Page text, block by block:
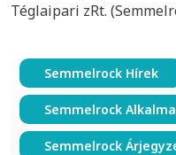
Téglaipari zRt.
Semmelrock Hírek
Semmelrock
Semmelrock